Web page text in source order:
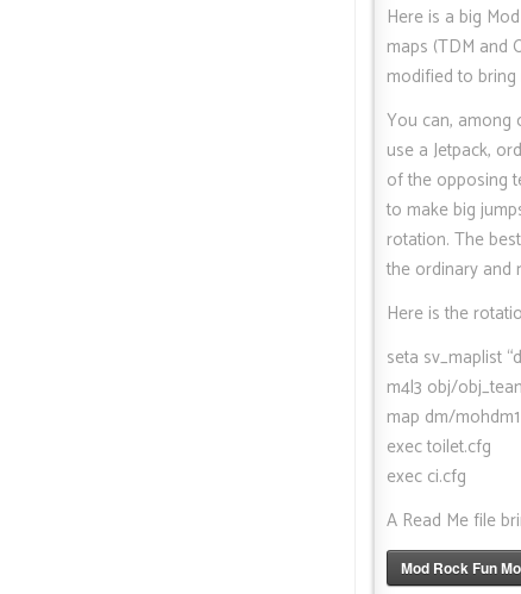
Here is a big
maps (TDM and
modified to
You can, among
use a Jetpack,
of the opposing
to make big
rotation. The
the ordinary and
Here is the
seta sv_maplist
m4l3 obj/
map dm/mohdm1
exec toilet.cfg
exec ci.cfg
A Read Me file
Mod Rock Fun